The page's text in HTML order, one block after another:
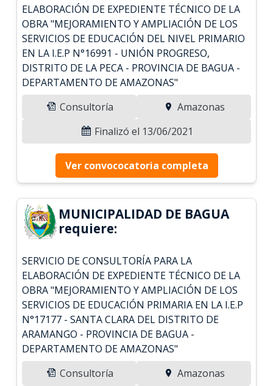
ELABORACIÓN DE EXPEDIENTE TÉCNICO DE LA
OBRA "MEJORAMIENTO Y AMPLIACIÓN DE LOS
SERVICIOS DE EDUCACIÓN DEL NIVEL PRIMARIO
EN LA I.E.P N°16991 - UNIÓN PROGRESO,
DISTRITO DE LA PECA - PROVINCIA DE BAGUA -
DEPARTAMENTO DE AMAZONAS"
Consultoría
Amazonas
Finalizó el 13/06/2021
Ver convococatoria completa
MUNICIPALIDAD DE BAGUA
requiere:
SERVICIO DE CONSULTORÍA PARA LA
ELABORACIÓN DE EXPEDIENTE TÉCNICO DE LA
OBRA "MEJORAMIENTO Y AMPLIACIÓN DE LOS
SERVICIOS DE EDUCACIÓN PRIMARIA EN LA I.E.P
N°17177 - SANTA CLARA DEL DISTRITO DE
ARAMANGO - PROVINCIA DE BAGUA -
DEPARTAMENTO DE AMAZONAS"
Consultoría
Amazonas